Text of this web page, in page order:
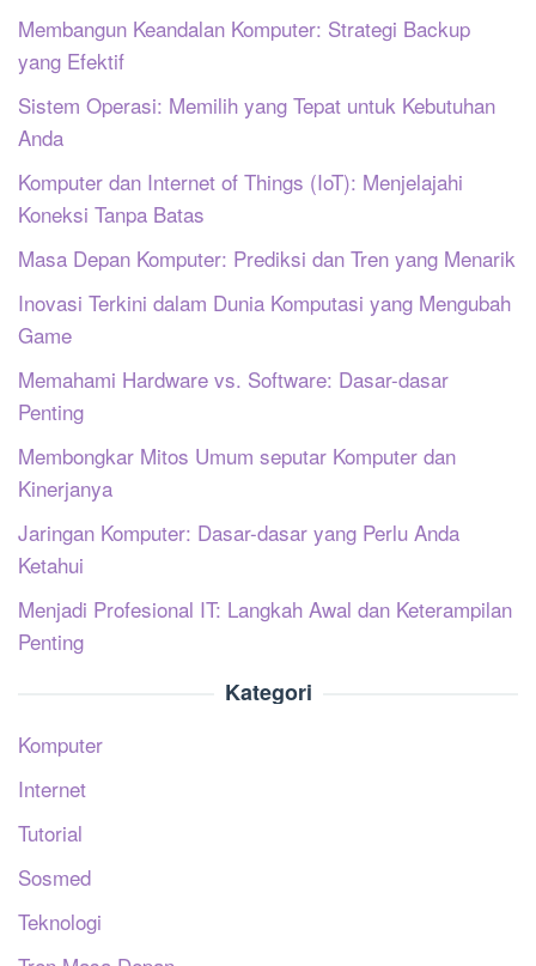
Membangun Keandalan Komputer: Strategi Backup
yang Efektif
Sistem Operasi: Memilih yang Tepat untuk Kebutuhan
Anda
Komputer dan Internet of Things (IoT): Menjelajahi
Koneksi Tanpa Batas
Masa Depan Komputer: Prediksi dan Tren yang Menarik
Inovasi Terkini dalam Dunia Komputasi yang Mengubah
Game
Memahami Hardware vs. Software: Dasar-dasar
Penting
Membongkar Mitos Umum seputar Komputer dan
Kinerjanya
Jaringan Komputer: Dasar-dasar yang Perlu Anda
Ketahui
Menjadi Profesional IT: Langkah Awal dan Keterampilan
Penting
Kategori
Komputer
Internet
Tutorial
Sosmed
Teknologi